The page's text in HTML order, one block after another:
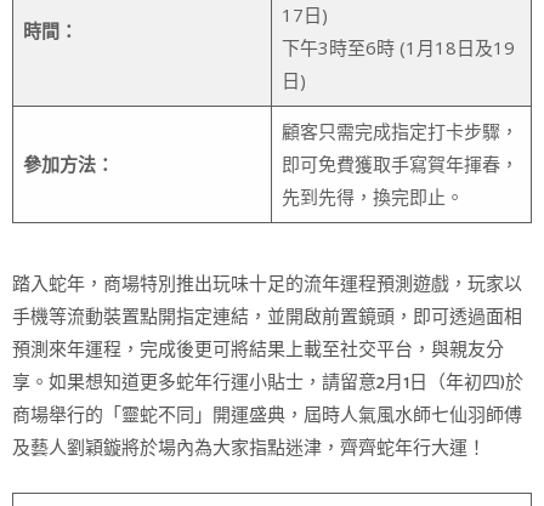
時間：
17日)
下午3時至6時 (1月18日及19
日)
參加方法：
顧客只需完成指定打卡步驟，
即可免費獲取手寫賀年揮春，
先到先得，換完即止。
踏入蛇年，商場特別推出玩味十足的流年運程預測遊戲，玩家以
手機等流動裝置點開指定連結，並開啟前置鏡頭，即可透過面相
預測來年運程，完成後更可將結果上載至社交平台，與親友分
享。如果想知道更多蛇年行運小貼士，請留意2月1日（年初四)於
商場舉行的「靈蛇不同」開運盛典，屆時人氣風水師七仙羽師傅
及藝人劉穎鏇將於場內為大家指點迷津，齊齊蛇年行大運！